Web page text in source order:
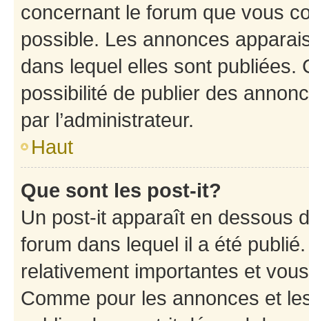
concernant le forum que vous
possible. Les annonces
dans lequel elles sont publiées.
possibilité de publier des
par l’administrateur.
Haut
Que sont les post-it?
Un post-it apparaît en dessous
forum dans lequel il a été
relativement importantes et
Comme pour les annonces et